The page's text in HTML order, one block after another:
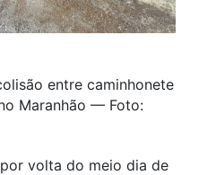
entre caminhonete
Maranhão — Foto:
volta do meio dia de